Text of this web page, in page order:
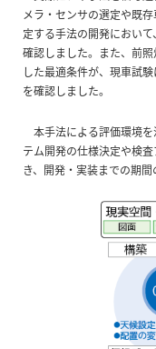
メラ・センサの選定や既
定する手法の開発におい
確認しました。また、前
した最適条件が、現車試
を確認しました。
本手法による評価環境
テム開発の仕様決定や検
き、開発・実装までの期間